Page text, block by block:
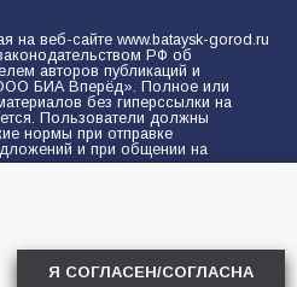
на веб-сайте www.bataysk-gorod.ru
РФ об
авторов публикаций и
БИА Вперёд». Полное или
без гиперссылки на
Пользователи должны
нормы при отправке
и при общении на
и защиты информации
данных с помощью
top.mail.ru
Я СОГЛАСЕН/СОГЛАСНА